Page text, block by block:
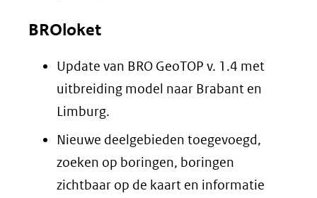
BROloket
Update van BRO GeoTOP v. 1.4 met
uitbreiding model naar Brabant en
Limburg.
Nieuwe deelgebieden toegevoegd,
zoeken op boringen, boringen
zichtbaar op de kaart en informatie